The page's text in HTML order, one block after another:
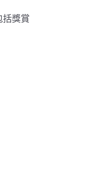
括獎賞